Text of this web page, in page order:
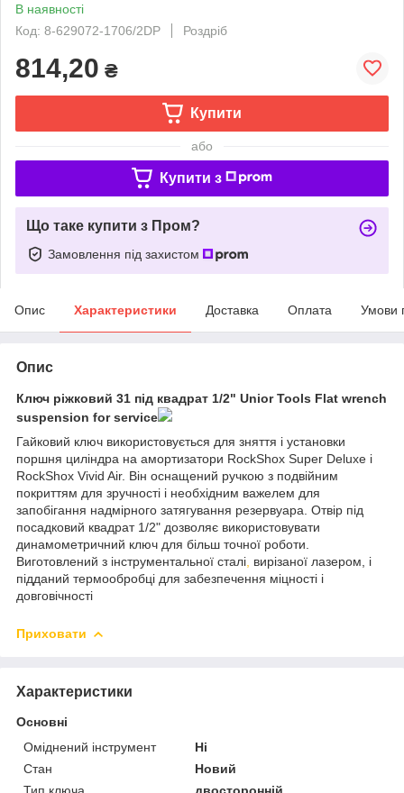
В наявності
Код: 8-629072-1706/2DP
Роздріб
814,20 ₴
Купити
або
Купити з
Що таке купити з Пром?
Замовлення під захистом
Опис Характеристики Доставка Оплата Умови
Опис
Ключ ріжковий 31 під квадрат 1/2" Unior Tools Flat wrench
suspension for service
Гайковий ключ використовується для зняття і установки
поршня циліндра на амортизатори RockShox Super Deluxe і
RockShox Vivid Air. Він оснащений ручкою з подвійним
покриттям для зручності і необхідним важелем для
запобігання надмірного затягування резервуара. Отвір під
посадковий квадрат 1/2" дозволяє використовувати
динамометричний ключ для більш точної роботи.
Виготовлений з інструментальної сталі вирізаної лазером, і
підданий термообробці для забезпечення міцності і
довговічності
Приховати
Характеристики
Основні
Оміднений інструмент
Ні
Стан
Новий
Тип ключа
двосторонній